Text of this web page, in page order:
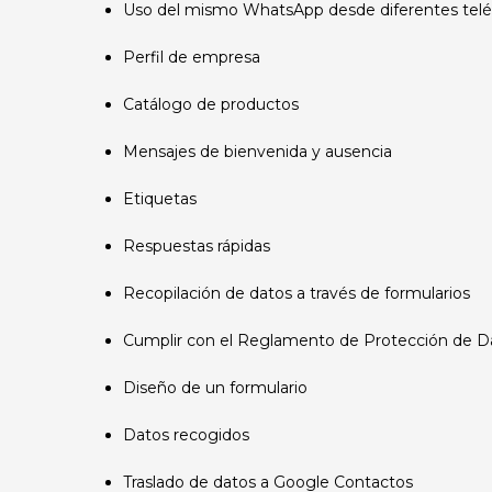
Uso del mismo WhatsApp desde diferentes
Perfil de empresa
Catálogo de productos
Mensajes de bienvenida y ausencia
Etiquetas
Respuestas rápidas
Recopilación de datos a través de formularios
Cumplir con el Reglamento de Protección de
Diseño de un formulario
Datos recogidos
Traslado de datos a Google Contactos